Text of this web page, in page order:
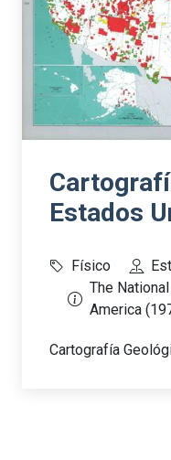
Estados
Físico
The
America
Cartografía